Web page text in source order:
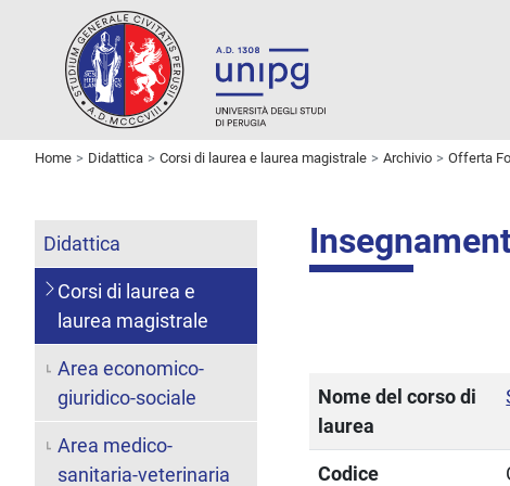
Home Didattica Corsi di laurea e laurea magistrale Archivio Offerta
Nome del corso di
laurea
Codice
Didattica
Corsi di laurea e
laurea magistrale
Area economico-
giuridico-sociale
Area medico-
sanitaria-veterinaria